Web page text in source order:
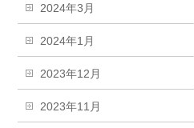
2024年3月
2024年1月
2023年12月
2023年11月